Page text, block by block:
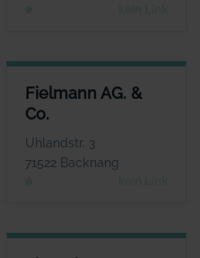
GMBHFielmann AG. &
Co.
Uhlandstr. 3
71522 Backnang
FIELMANN AG. & CO.
Keine Website hinterlegt